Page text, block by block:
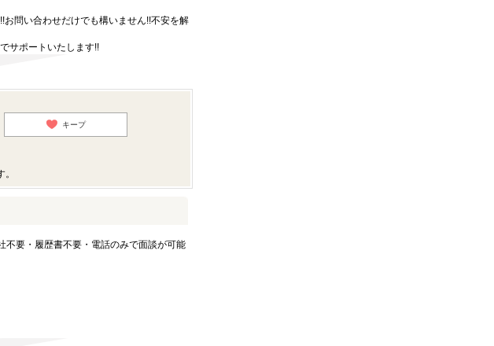
問い合わせだけでも構いません!!不安を解
サポートいたします!!
キープ
不要・履歴書不要・電話のみで面談が可能